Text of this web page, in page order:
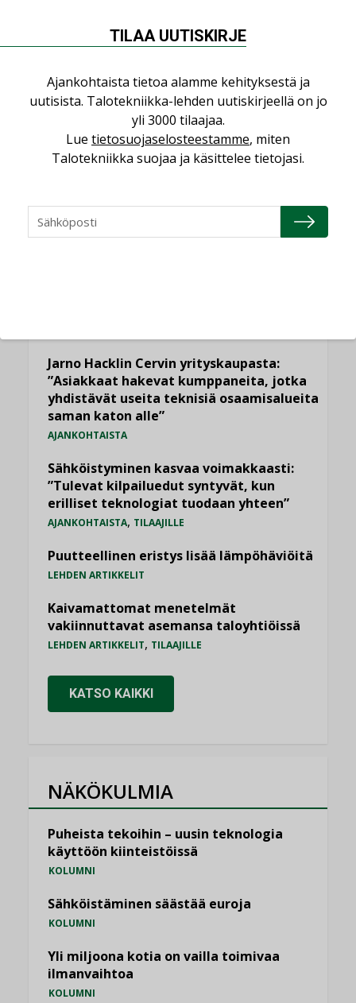
Sähköistyminen kasvaa
kilpailuedut syntyvät,
kun erilliset
teknologiat tuodaan
yhteen”
LUETUIMMAT UUTISET
Jarno Hacklin Cervin yrityskaupasta:
”Asiakkaat hakevat kumppaneita, jotka
yhdistävät useita teknisiä osaamisalueita
saman katon alle”
AJANKOHTAISTA
Sähköistyminen kasvaa voimakkaasti:
”Tulevat kilpailuedut syntyvät, kun
erilliset teknologiat tuodaan yhteen”
AJANKOHTAISTA, TILAAJILLE
Puutteellinen eristys lisää lämpöhäviöitä
LEHDEN ARTIKKELIT
Kaivamattomat menetelmät
vakiinnuttavat asemansa taloyhtiöissä
LEHDEN ARTIKKELIT, TILAAJILLE
KATSO KAIKKI
NÄKÖKULMIA
Puheista tekoihin – uusin teknologia
käyttöön kiinteistöissä
KOLUMNI
Sähköistäminen säästää euroja
KOLUMNI
Yli miljoona kotia on vailla toimivaa
ilmanvaihtoa
KOLUMNI
TILAA UUTISKIRJE
Ajankohtaista tietoa alamme kehityksestä ja
uutisista. Talotekniikka-lehden uutiskirjeellä on jo
yli 3000 tilaajaa.
Lue tietosuojaselosteestamme, miten
Talotekniikka suojaa ja käsittelee tietojasi.